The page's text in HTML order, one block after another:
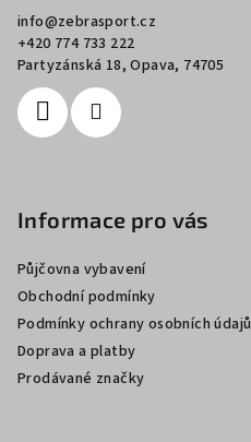
info@zebrasport.cz
+420 774 733 222
Partyzánská 18, Opava, 74705
Informace pro vás
Půjčovna vybavení
Obchodní podmínky
Podmínky ochrany osobních údajů
Doprava a platby
Prodávané značky